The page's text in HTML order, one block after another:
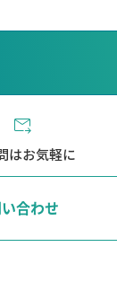
はお気軽に
合わせ